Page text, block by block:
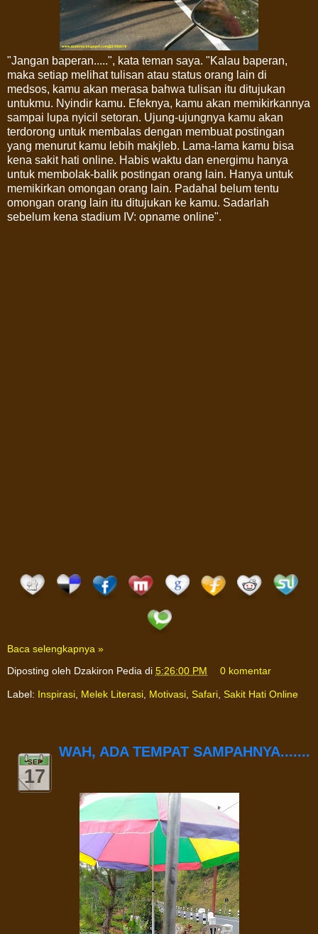
"Jangan baperan.....", kata teman saya. "Kalau baperan,
maka setiap melihat tulisan atau status orang lain di
medsos, kamu akan merasa bahwa tulisan itu ditujukan
untukmu. Nyindir kamu. Efeknya, kamu akan memikirkannya
sampai lupa nyicil setoran. Ujung-ujungnya kamu akan
terdorong untuk membalas dengan membuat postingan
yang menurut kamu lebih makjleb. Lama-lama kamu bisa
kena sakit hati online. Habis waktu dan energimu hanya
untuk membolak-balik postingan orang lain. Hanya untuk
memikirkan omongan orang lain. Padahal belum tentu
omongan orang lain itu ditujukan ke kamu. Sadarlah
sebelum kena stadium IV: opname online".
Baca selengkapnya »
Diposting oleh Dzakiron Pedia di 5:26:00 PM 0 komentar
Label: Inspirasi, Melek Literasi, Motivasi, Safari, Sakit Hati Online
SEP
17
WAH, ADA TEMPAT SAMPAHNYA.......